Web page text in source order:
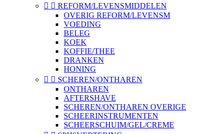
  REFORM/LEVENSMIDDELEN
OVERIG REFORM/LEVENSM
VOEDING
BELEG
KOEK
KOFFIE/THEE
DRANKEN
HONING
  SCHEREN/ONTHAREN
ONTHAREN
AFTERSHAVE
SCHEREN/ONTHAREN OVERIGE
SCHEERINSTRUMENTEN
SCHEERSCHUIM/GEL/CREME